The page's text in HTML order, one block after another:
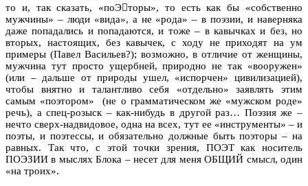
то и, так сказать, «поЭторы», то есть как бы «собственно
мужчины» – люди «вида», а не «рода» – в поэзии, и наверняка
даже попадались и попадаются, и тоже – в кавычках и без, но
вторых, настоящих, без кавычек, с ходу не приходят на ум
примеры (Павел Васильев?); возможно, в отличие от женщины,
мужчина тут просто ущербней, природно не так «вооружен»
(или – дальше от природы ушел, «испорчен» цивилизацией),
чтобы внятно и талантливо себя «отдельно» заявлять этим
самым «поэтором» (не о грамматическом же «мужском роде»
речь), а спец-розыск – как-нибудь в другой раз… Поэзия же –
нечто сверх-надвидовое, одна на всех, тут ее «инструменты» – и
поэты, и поэтессы, и обязательно должные быть поэторы – на
равных. Так что, с этой точки зрения, ПОЭТ как носитель
ПОЭЗИИ в мыслях Блока – несет для меня ОБЩИЙ смысл, один
«на троих».